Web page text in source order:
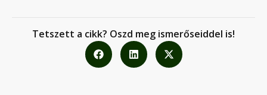
Tetszett a cikk? Oszd meg ismerőseiddel is!